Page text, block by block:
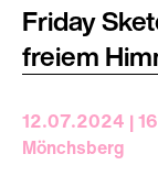
Friday
freiem
12.07.2024 |
Mönchsberg